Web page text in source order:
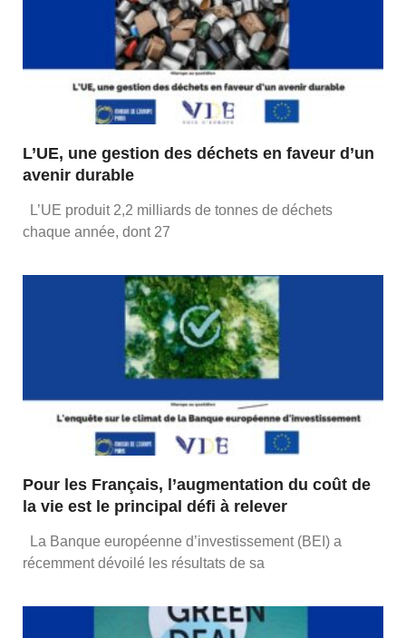
L’UE, une gestion des déchets en faveur d’un
avenir durable
L’UE produit 2,2 milliards de tonnes de déchets
chaque année, dont 27
Pour les Français, l’augmentation du coût de
la vie est le principal défi à relever
La Banque européenne d’investissement (BEI) a
récemment dévoilé les résultats de sa